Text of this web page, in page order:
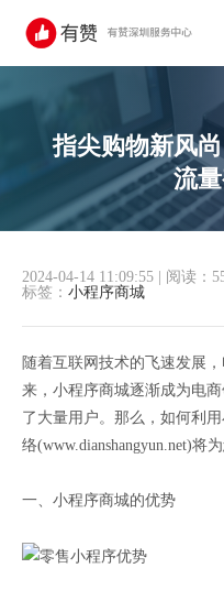
指尖购物新风
流
2024-04-14 11:09:55 阅读：
标签： 小程序商城
随着互联网技术的飞速发展
来，小程序商城逐渐成为电
了大量用户。那么，如何利
络(www.dianshangyun.net)将
一、小程序商城的优势